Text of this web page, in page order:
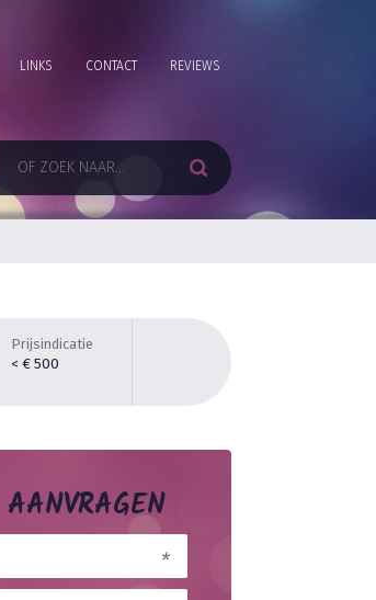
LINKS CONTACT REVIEWS
Prijsindicatie
< € 500